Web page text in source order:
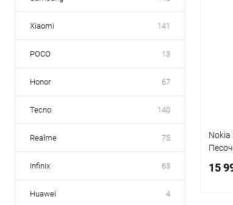
Xiaomi 141
POCO 13
Honor 67
Tecno 140
Realme 75
Infinix 63
Huawei 4
Nokia
15